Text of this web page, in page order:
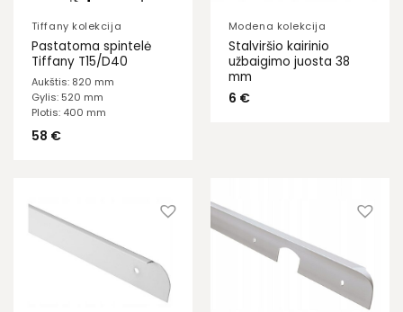
Tiffany kolekcija
Pastatoma spintelė
Tiffany T15/D40
Aukštis: 820 mm
Gylis: 520 mm
Plotis: 400 mm
58 €
Modena kolekcija
Stalviršio kairinio
užbaigimo juosta 38
mm
6 €